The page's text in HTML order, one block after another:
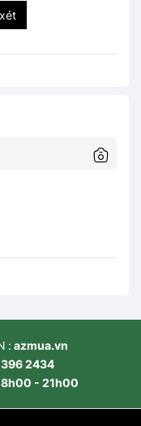
azmua.vn
2434
- 21h00